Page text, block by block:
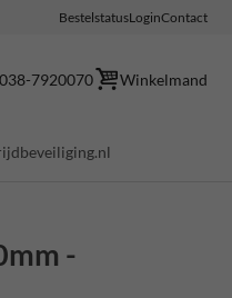
BestelstatusLoginContact
7920070 Winkelmand
-